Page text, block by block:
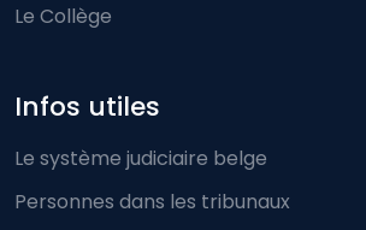
Le Collège
Infos utiles
Le système judiciaire belge
Personnes dans les tribunaux